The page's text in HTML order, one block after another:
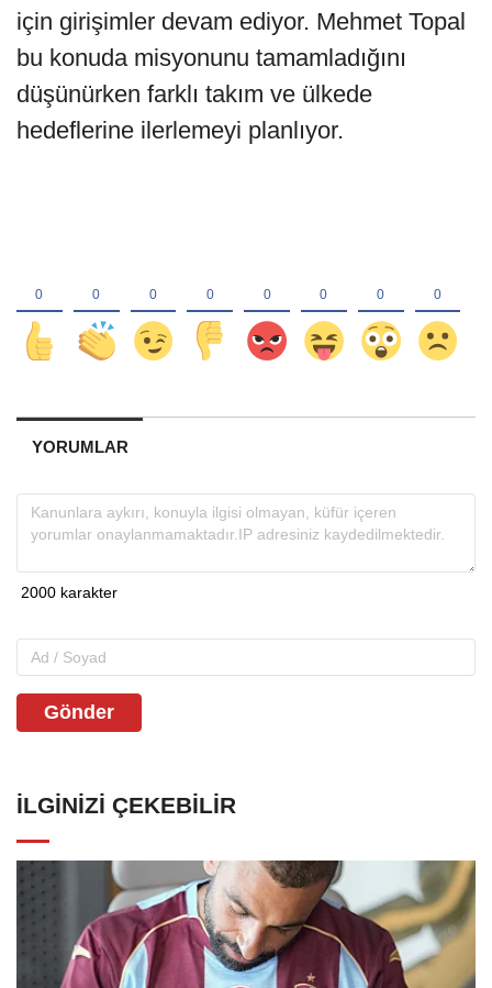
için girişimler devam ediyor. Mehmet Topal
bu konuda misyonunu tamamladığını
düşünürken farklı takım ve ülkede
hedeflerine ilerlemeyi planlıyor.
YORUMLAR
Gönder
İLGINIZI ÇEKEBILIR